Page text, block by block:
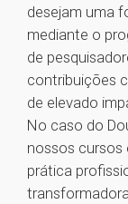
desejam uma
mediante o
de
contribuições
de elevado
No caso do
nossos cursos
prática